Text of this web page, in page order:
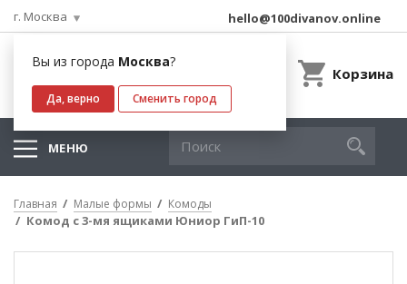
г. Москва
Вы из города Москва?
Да, верно Сменить город
hello@100divanov.online
Корзина
МЕНЮ
Главная Малые формы Комоды
Комод с 3-мя ящиками Юниор ГиП-10